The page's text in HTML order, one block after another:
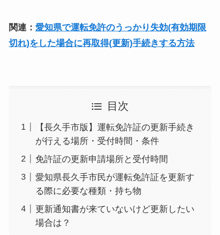
関連： 愛知県で運転免許のうっかり失効(有効期限
切れ)をした場合に再取得(更新)手続きする方法
目次
【長久手市版】運転免許証の更新手続き
が行える場所・受付時間・条件
免許証の更新申請場所と受付時間
愛知県長久手市民が運転免許証を更新す
る際に必要な種類・持ち物
更新通知書が来ていないけど更新したい
場合は？